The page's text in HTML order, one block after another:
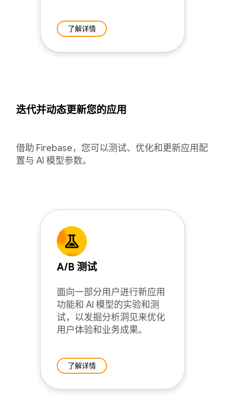
了解详情
迭代并动态更新您的应用
借助 Firebase，您可以测试、优化和更新应用配
置与 AI 模型参数。
A/B 测试
面向一部分用户进行新应用
功能和 AI 模型的实验和测
试，以发掘分析洞见来优化
用户体验和业务成果。
了解详情